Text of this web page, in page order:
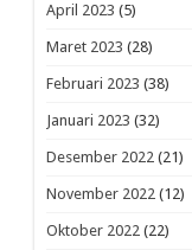
April 2023 (5)
Maret 2023 (28)
Februari 2023 (38)
Januari 2023 (32)
Desember 2022(21)
November 2022(12)
Oktober 2022(22)